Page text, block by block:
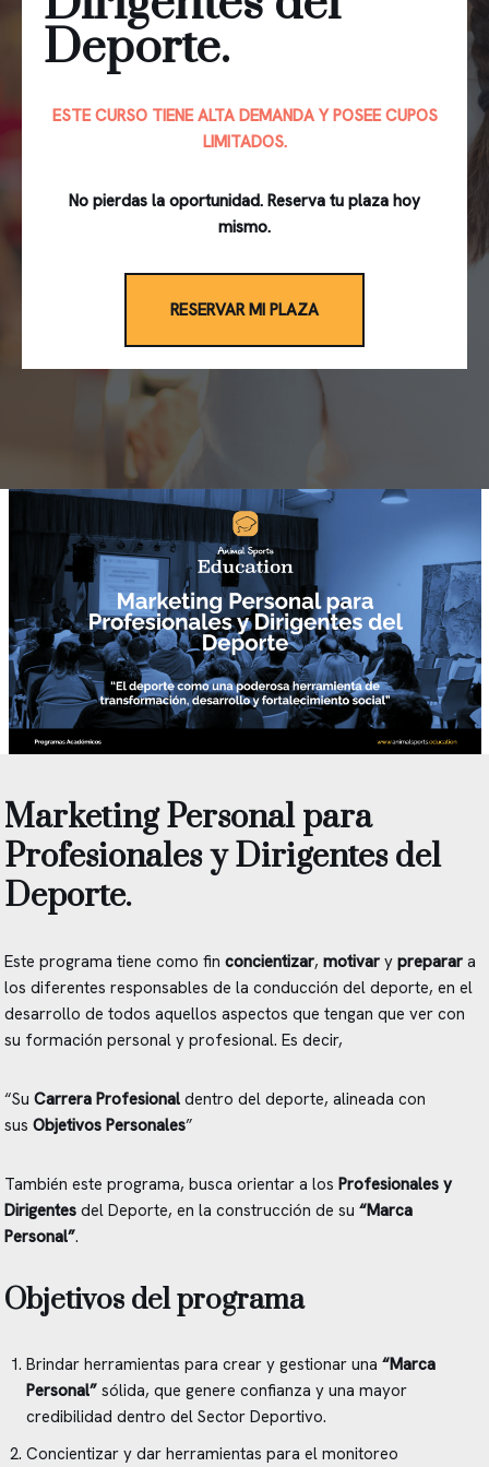
Deporte.
ESTE CURSO TIENE ALTA DEMANDA Y POSEE CUPOS
LIMITADOS.
No pierdas la oportunidad. Reserva tu plaza hoy
mismo.
RESERVAR MI PLAZA
Marketing Personal para
Profesionales y Dirigentes del
Deporte.
Este programa tiene como finconcientizar,motivar ypreparar a
los diferentes responsables de la conducción del deporte, en el
desarrollo de todos aquellos aspectos que tengan que ver con
su formación personal y profesional. Es decir,
“SuCarrera Profesionaldentro del deporte, alineada con
susObjetivos Personales”
También este programa, busca orientar a losProfesionales y
Dirigentes del Deporte, en la construcción de su“Marca
Personal”.
Objetivos del programa
Brindar herramientas para crear y gestionar una“Marca
Personal” sólida, que genere confianza y una mayor
credibilidad dentro del Sector Deportivo.
Concientizar y dar herramientas para el monitoreo